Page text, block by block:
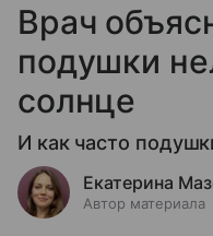
Врач
подушки
солнце
И как часто
Екатерина
Автор материала